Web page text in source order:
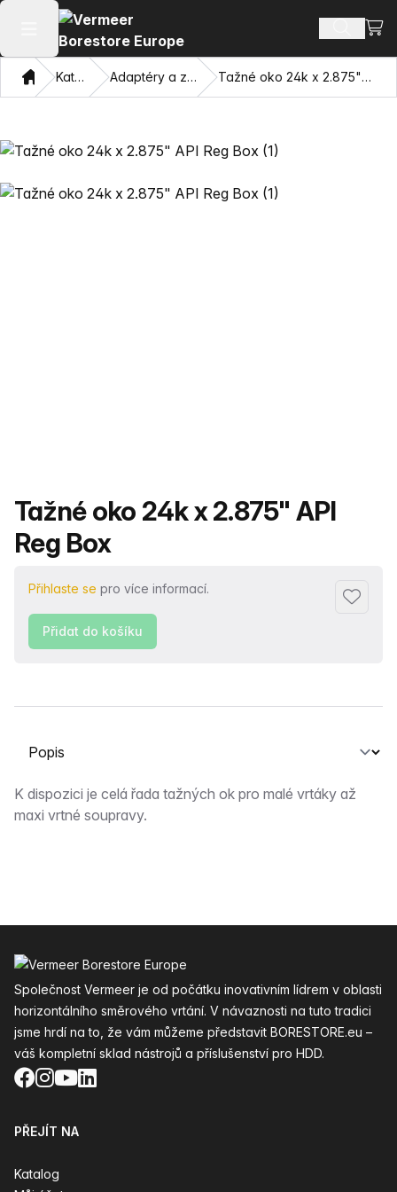
Otevřít hlavní menu Hledat
DomovKatalog Adaptéry a závitníky Tažné oko 24k x 2.875" API Reg Box
Název produktu
Tažné oko 24k x 2.875" API
Reg Box
Přihlaste se pro více informací.
Přidat
Přidat do košíku
Vyberte kartu
Popis
K dispozici je celá řada tažných ok pro malé vrtáky až
maxi vrtné soupravy.
Společnost Vermeer je od počátku inovativním lídrem v oblasti
horizontálního směrového vrtání. V návaznosti na tuto tradici
jsme hrdí na to, že vám můžeme představit BORESTORE.eu –
váš kompletní sklad nástrojů a příslušenství pro HDD.
Facebook
Instagram
YouTube
LinkedIn
PŘEJÍT NA
Katalog